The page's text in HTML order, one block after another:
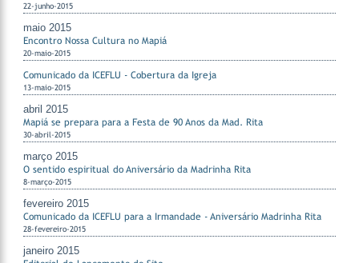
22-junho-2015
maio 2015
Encontro Nossa Cultura no Mapiá
20-maio-2015
Comunicado da ICEFLU - Cobertura da Igreja
13-maio-2015
abril 2015
Mapiá se prepara para a Festa de 90 Anos da Mad. Rita
30-abril-2015
março 2015
O sentido espiritual do Aniversário da Madrinha Rita
8-março-2015
fevereiro 2015
Comunicado da ICEFLU para a Irmandade - Aniversário Madrinha Rita
28-fevereiro-2015
janeiro 2015